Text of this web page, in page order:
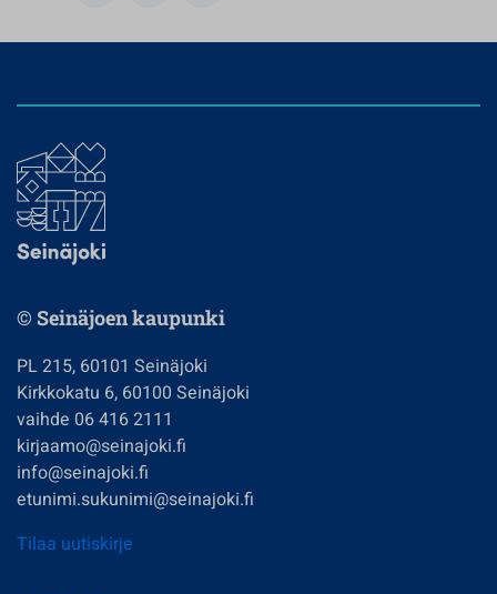
© Seinäjoen kaupunki
PL 215, 60101 Seinäjoki
Kirkkokatu 6, 60100 Seinäjoki
vaihde 06 416 2111
kirjaamo@seinajoki.fi
info@seinajoki.fi
etunimi.sukunimi@seinajoki.fi
Tilaa uutiskirje